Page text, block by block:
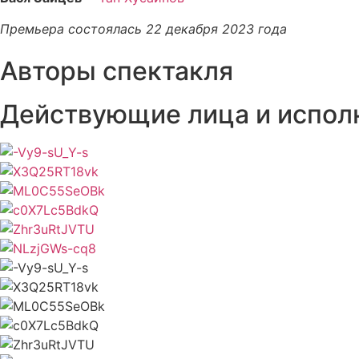
Премьера состоялась 22 декабря 2023 года
Авторы спектакля
Действующие лица и